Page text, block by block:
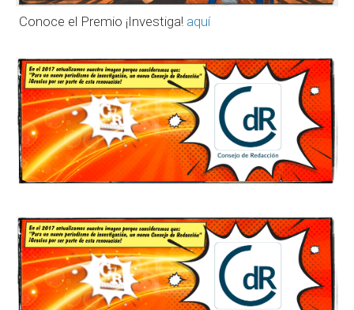
Conoce el Premio ¡Investiga! aquí